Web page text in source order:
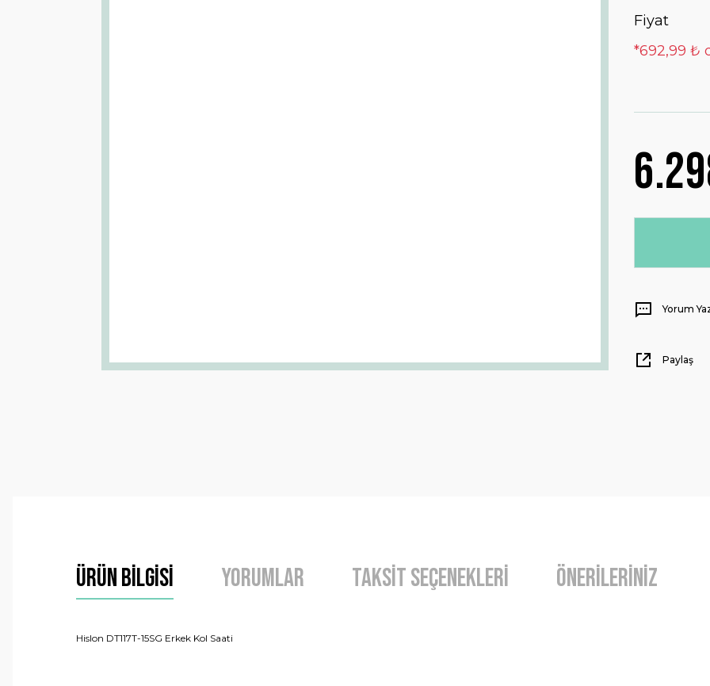
Fiyat
*692,99 ₺
Yorum
Paylaş
Ürün Bilgisi Yorumlar Taksit Seçenekleri Önerileriniz
Hislon DT117T-15SG Erkek Kol Saati